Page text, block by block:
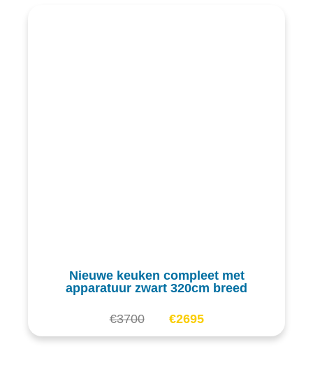
Nieuwe keuken compleet met
apparatuur zwart 320cm breed
€3700 €2695